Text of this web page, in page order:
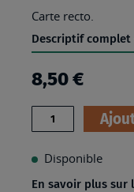
Carte recto.
Descriptif complet
8,50 €
Quantité
Disponible
En savoir plus sur